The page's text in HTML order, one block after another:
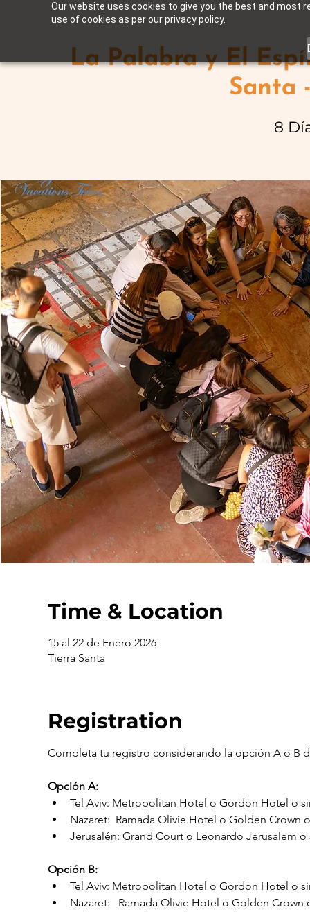
Our website uses cookies to give you the best and most
use of cookies as per our privacy policy.
La Palabra y El
Santa
8
Time & Location
15 al 22 de Enero 2026
Tierra Santa
Registration
Completa tu registro considerando la opción A o B
Opción A:
Tel Aviv: Metropolitan Hotel o Gordon Hotel o
​Nazaret:​  Ramada Olivie Hotel o Golden Crown
Jerusalén: Grand Court o Leonardo Jerusalem o
Opción B:
Tel Aviv: Metropolitan Hotel o Gordon Hotel o
​Nazaret:​   Ramada Olivie Hotel o Golden Crown